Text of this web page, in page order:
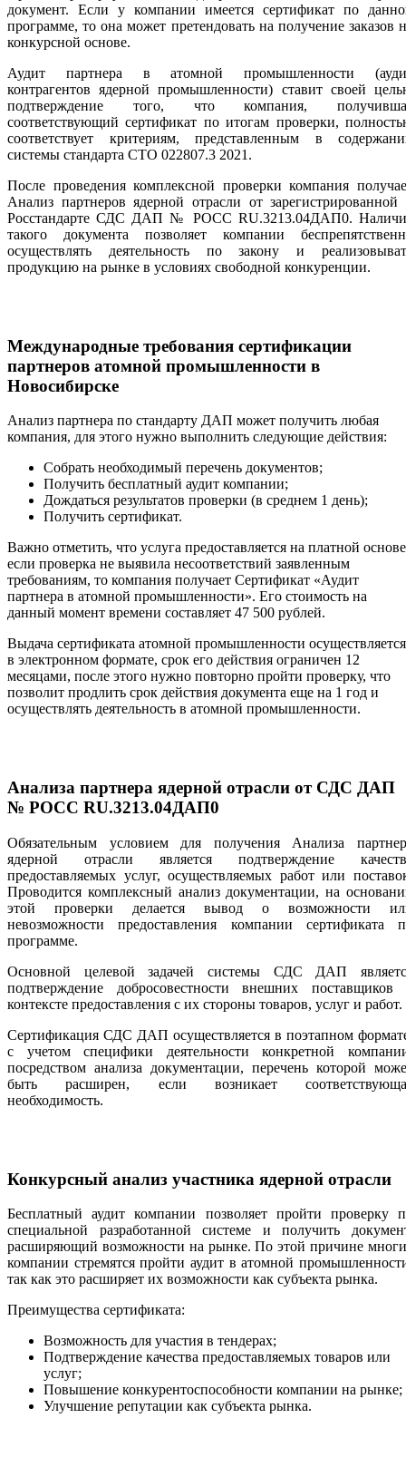
документ. Если у компании имеется сертификат по
программе, то она может претендовать на получение заказов
конкурсной основе.
Аудит партнера в атомной промышленности
контрагентов ядерной промышленности) ставит своей
подтверждение того, что компания,
соответствующий сертификат по итогам проверки,
соответствует критериям, представленным в
системы стандарта СТО 022807.3 2021.
После проведения комплексной проверки компания
Анализ партнеров ядерной отрасли от зарегистрированной
Росстандарте СДС ДАП № РОСС RU.3213.04ДАП0.
такого документа позволяет компании
осуществлять деятельность по закону и
продукцию на рынке в условиях свободной конкуренции.
Международные требования сертификации
партнеров атомной промышленности в
Новосибирске
Анализ партнера по стандарту ДАП может получить любая
компания, для этого нужно выполнить следующие действия:
Собрать необходимый перечень документов;
Получить бесплатный аудит компании;
Дождаться результатов проверки (в среднем 1 день);
Получить сертификат.
Важно отметить, что услуга предоставляется на платной
если проверка не выявила несоответствий заявленным
требованиям, то компания получает Сертификат «Аудит
партнера в атомной промышленности». Его стоимость на
данный момент времени составляет 47 500 рублей.
Выдача сертификата атомной промышленности осуществляется
в электронном формате, срок его действия ограничен 12
месяцами, после этого нужно повторно пройти проверку, что
позволит продлить срок действия документа еще на 1 год и
осуществлять деятельность в атомной промышленности.
Анализа партнера ядерной отрасли от СДС ДАП
№ РОСС RU.3213.04ДАП0
Обязательным условием для получения Анализа
ядерной отрасли является подтверждение
предоставляемых услуг, осуществляемых работ или
Проводится комплексный анализ документации, на
этой проверки делается вывод о возможности
невозможности предоставления компании сертификата
программе.
Основной целевой задачей системы СДС ДАП
подтверждение добросовестности внешних поставщиков
контексте предоставления с их стороны товаров, услуг и работ.
Сертификация СДС ДАП осуществляется в поэтапном
с учетом специфики деятельности конкретной
посредством анализа документации, перечень которой
быть расширен, если возникает
необходимость.
Конкурсный анализ участника ядерной отрасли
Бесплатный аудит компании позволяет пройти проверку
специальной разработанной системе и получить
расширяющий возможности на рынке. По этой причине
компании стремятся пройти аудит в атомной
так как это расширяет их возможности как субъекта рынка.
Преимущества сертификата:
Возможность для участия в тендерах;
Подтверждение качества предоставляемых товаров или
услуг;
Повышение конкурентоспособности компании на рынке;
Улучшение репутации как субъекта рынка.